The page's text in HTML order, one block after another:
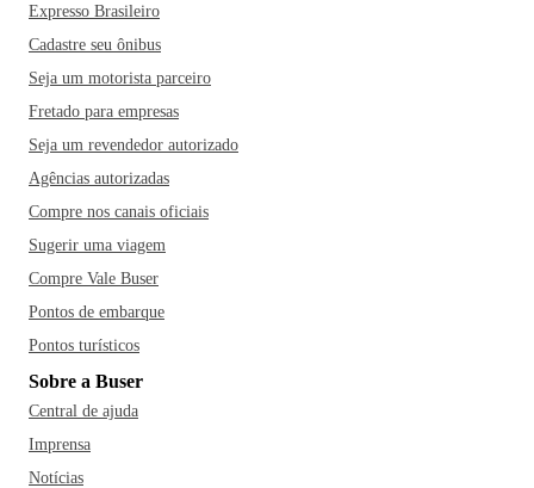
Expresso Brasileiro
Cadastre seu ônibus
Seja um motorista parceiro
Fretado para empresas
Seja um revendedor autorizado
Agências autorizadas
Compre nos canais oficiais
Sugerir uma viagem
Compre Vale Buser
Pontos de embarque
Pontos turísticos
Sobre a Buser
Central de ajuda
Imprensa
Notícias